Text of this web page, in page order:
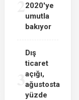
2020'ye
umutla
bakıyor
3
Dış
ticaret
açığı,
ağustosta
yüzde